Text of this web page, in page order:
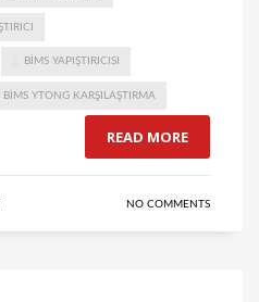
BIMS YAPIŞTIRICISI
BIMS YTONG KARŞILAŞTIRMA
READ MORE
NO COMMENTS